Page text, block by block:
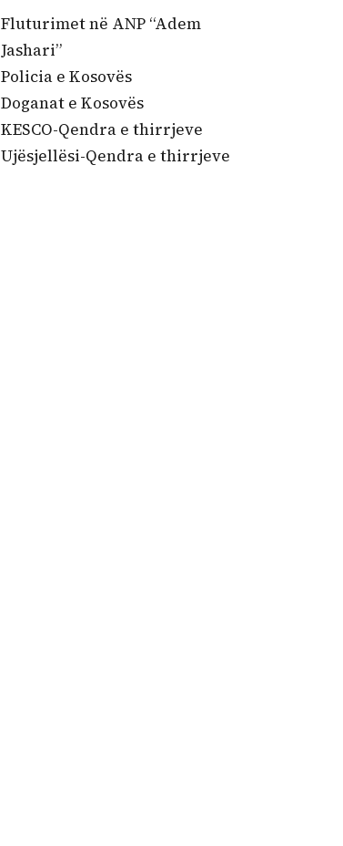
Fluturimet në ANP “Adem
Jashari”
Policia e Kosovës
Doganat e Kosovës
KESCO-Qendra e thirrjeve
Ujësjellësi-Qendra e thirrjeve